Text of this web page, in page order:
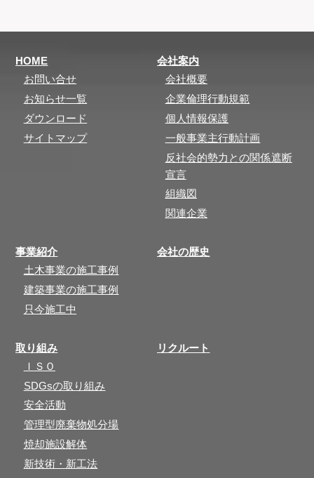
HOME
お問い合せ
お知らせ一覧
ダウンロード
サイトマップ
会社案内
会社概要
企業倫理行動規範
個人情報保護
一般事業主行動計画
反社会的勢力との関係遮断
宣言
組織図
関連企業
事業紹介
土木事業の施工事例
建築事業の施工事例
只今施工中
会社の歴史
取り組み
ＩＳＯ
SDGsの取り組み
安全活動
管理型廃棄物処分場
焼却施設解体
新技術・新工法
リクルート